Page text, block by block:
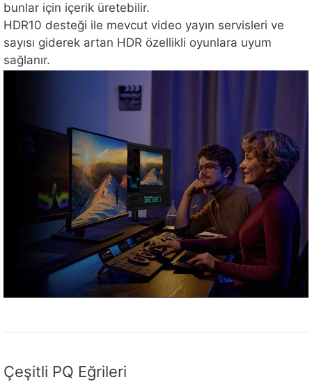
bunlar için içerik üretebilir.
HDR10 desteği ile mevcut video yayın servisleri ve
sayısı giderek artan HDR özellikli oyunlara uyum
sağlanır.
Çeşitli PQ Eğrileri